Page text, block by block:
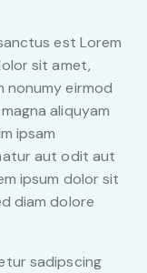
est Lorem
sit amet,
nonumy eirmod
aliquyam
ipsam
aut odit aut
ipsum dolor sit
diam dolore
sadipscing